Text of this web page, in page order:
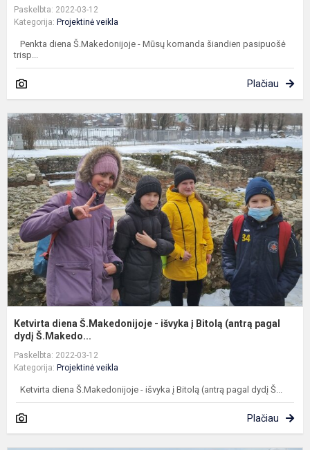
Paskelbta: 2022-03-12
Kategorija: Projektinė veikla
Penkta diena Š.Makedonijoje - Mūsų komanda šiandien pasipuošė
trisp...
Plačiau
Ketvirta diena Š.Makedonijoje - išvyka į Bitolą (antrą pagal
dydį Š.Makedo...
Paskelbta: 2022-03-12
Kategorija: Projektinė veikla
Ketvirta diena Š.Makedonijoje - išvyka į Bitolą (antrą pagal dydį Š...
Plačiau